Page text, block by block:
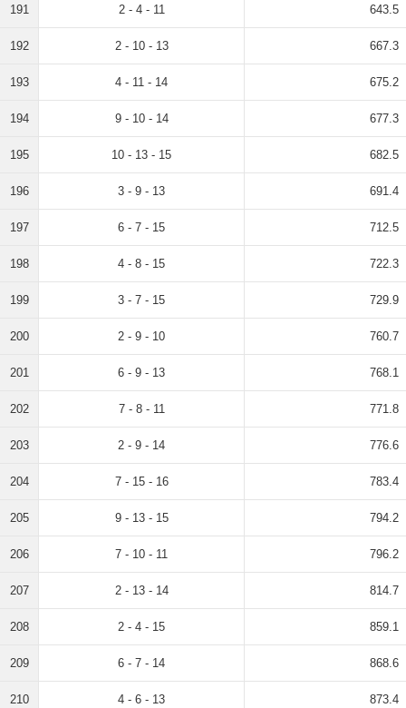
191 2 - 4 - 11 643.5
192 2 - 10 - 13 667.3
193 4 - 11 - 14 675.2
194 9 - 10 - 14 677.3
195 10 - 13 - 15 682.5
196 3 - 9 - 13 691.4
197 6 - 7 - 15 712.5
198 4 - 8 - 15 722.3
199 3 - 7 - 15 729.9
200 2 - 9 - 10 760.7
201 6 - 9 - 13 768.1
202 7 - 8 - 11 771.8
203 2 - 9 - 14 776.6
204 7 - 15 - 16 783.4
205 9 - 13 - 15 794.2
206 7 - 10 - 11 796.2
207 2 - 13 - 14 814.7
208 2 - 4 - 15 859.1
209 6 - 7 - 14 868.6
210 4 - 6 - 13 873.4